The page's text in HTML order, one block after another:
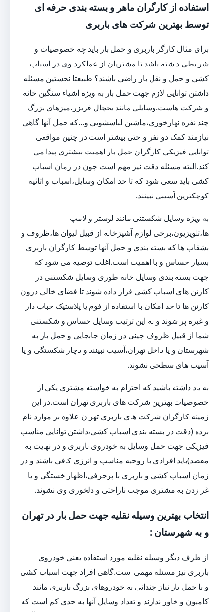
استفاده از کارگران ماهر و بسته بندی حرفه ای
توسط بهترین شرکت های باربری
برای مثال کارگر باربری و حمل بار باید چه خصوصیات و
شرایطی داشته باشد تا مشتریان از عملکرد وی در اسباب
کشی و حمل و نقل بار راضی باشند؟ طبیعتا نخستین مسئله
داشتن توانایی لازم جهت حمل بار به ویژه اشیاء سنگین خانه
و شرکت هاست.وسایلی مانند یخچال فریزر،میزهای بزرگ
چند نفره نهارخوری،ماشین لباسشویی و...که حمل آنها گاهی
نیازمند کمک دو نفر و حتی بیشتر است.در چنین مواقعی
توانایی فیزیکی کارگران حمل بار اهمیت بیشتری پیدا می
کند.البته مسئله دقت نیز مهم است چون در زمان اسباب
کشی باید سعی شود که تا حد امکان وسایل،اسباب و اثاثیه
کوچکترین آسیبی نبینند.
به ویژه وسایل شکستنی مانند لوستر و لامپ
ها،تلویزیون،برخی لوازم آشپزخانه از قبیل لیوان ها،ظروف و
بشقاب ها که بسته بندی و حمل آنها توسط کارگران باربری
بسیار حساس و با اهمیت است.اغلب توصیه می شود که
جهت بسته بندی وسایل خانه طوری وسایل شکستنی در
کارتن های اسباب کشی قرار داده شوند تا فضای خالی درون
کارتن ها تا حد امکان با استفاده از فوم یا پلاستیک حباب دار
و غیره پر شوند و به این ترتیب وسایل حساس و شکستنی
شما از قبیل ظروف چینی در زمان جابجایی و حمل بار به
شهرستان و یا داخل تهران،آسیب نبینند و دچار شکستگی و یا
آسیب های سطحی نشوند.
به یاد داشته باشید که احترام به خواسته مشتری یکی از
خصوصیات بهترین شرکت های باربری تهران است.در این
زمینه کارگران شرکت های باربری تهران علاوه بر موارد نام
برده (دقت در بسته بندی اسباب کشی،داشتن توانایی مناسب
فیزیکی جهت حمل وسایل به خودروی باربری و در نهایت به
مقصد)باید افرادی با روحیه مناسب و انرژی کافی باشند و در
زمان اسباب کشی و باربری با پرحرفی،اظهار خستگی و یا
غر زدن به مشتری موجب ناراحتی و دلخوری وی نشوند.
انتخاب بهترین وسیله نقلیه جهت حمل بار در تهران
و به شهرستان :
از طرف دیگر وسیله نقلیه مورد استفاده یعنی خودروی
باربری نیز مسئله مهمی است.گاهی افراد جهت اسباب کشی
و یا حمل بار نیاز چندانی به خودروهای بزرگ باربری مانند
کامیون و خاور ندارند و تعداد وسایل آنها به حدی کم است که